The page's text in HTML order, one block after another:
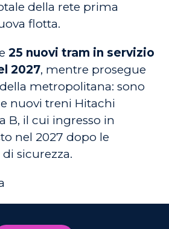
della rete prima
flotta.
25 nuovi tram in servizio
2027, mentre prosegue
metropolitana: sono
nuovi treni Hitachi
B, il cui ingresso in
nel 2027 dopo le
sicurezza.